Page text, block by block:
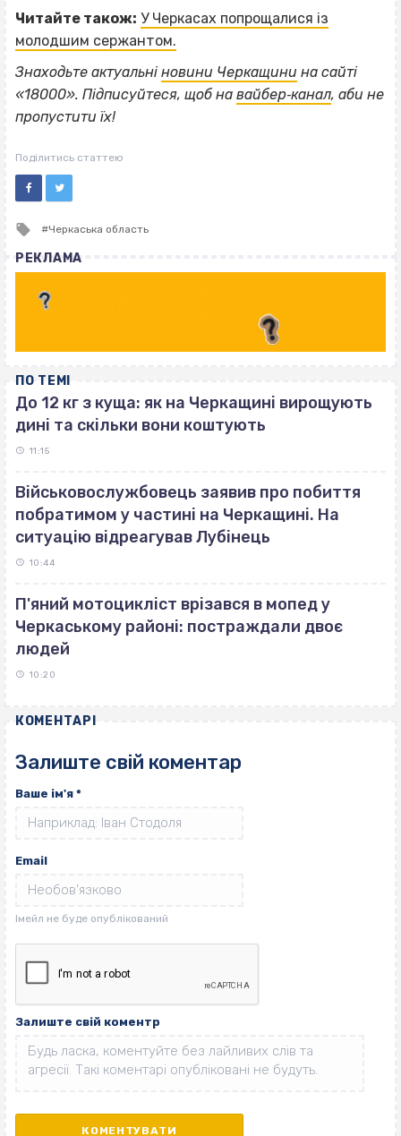
Читайте також: У Черкасах попрощалися із
молодшим сержантом.
Знаходьте актуальні новини Черкащини на сайті
«18000». Підписуйтеся, щоб на вайбер‐канал, аби не
пропустити їх!
Поділитись статтею
Tagged
Черкаська область
РЕКЛАМА
ПО ТЕМІ
До 12 кг з куща: як на Черкащині вирощують
дині та скільки вони коштують
11:15
Військовослужбовець заявив про побиття
побратимом у частині на Черкащині. На
ситуацію відреагував Лубінець
10:44
П'яний мотоцикліст врізався в мопед у
Черкаському районі: постраждали двоє
людей
10:20
КОМЕНТАРІ
Залиште свій коментар
Ваше ім'я *
Email
Залиште свій коментр